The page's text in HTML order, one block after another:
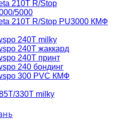
210Т R/Stop
5000
210Т R/Stop PU3000 КМФ
240Т milky
240T жаккард
240Т принт
240 бондинг
300 PVC КМФ
330T milky